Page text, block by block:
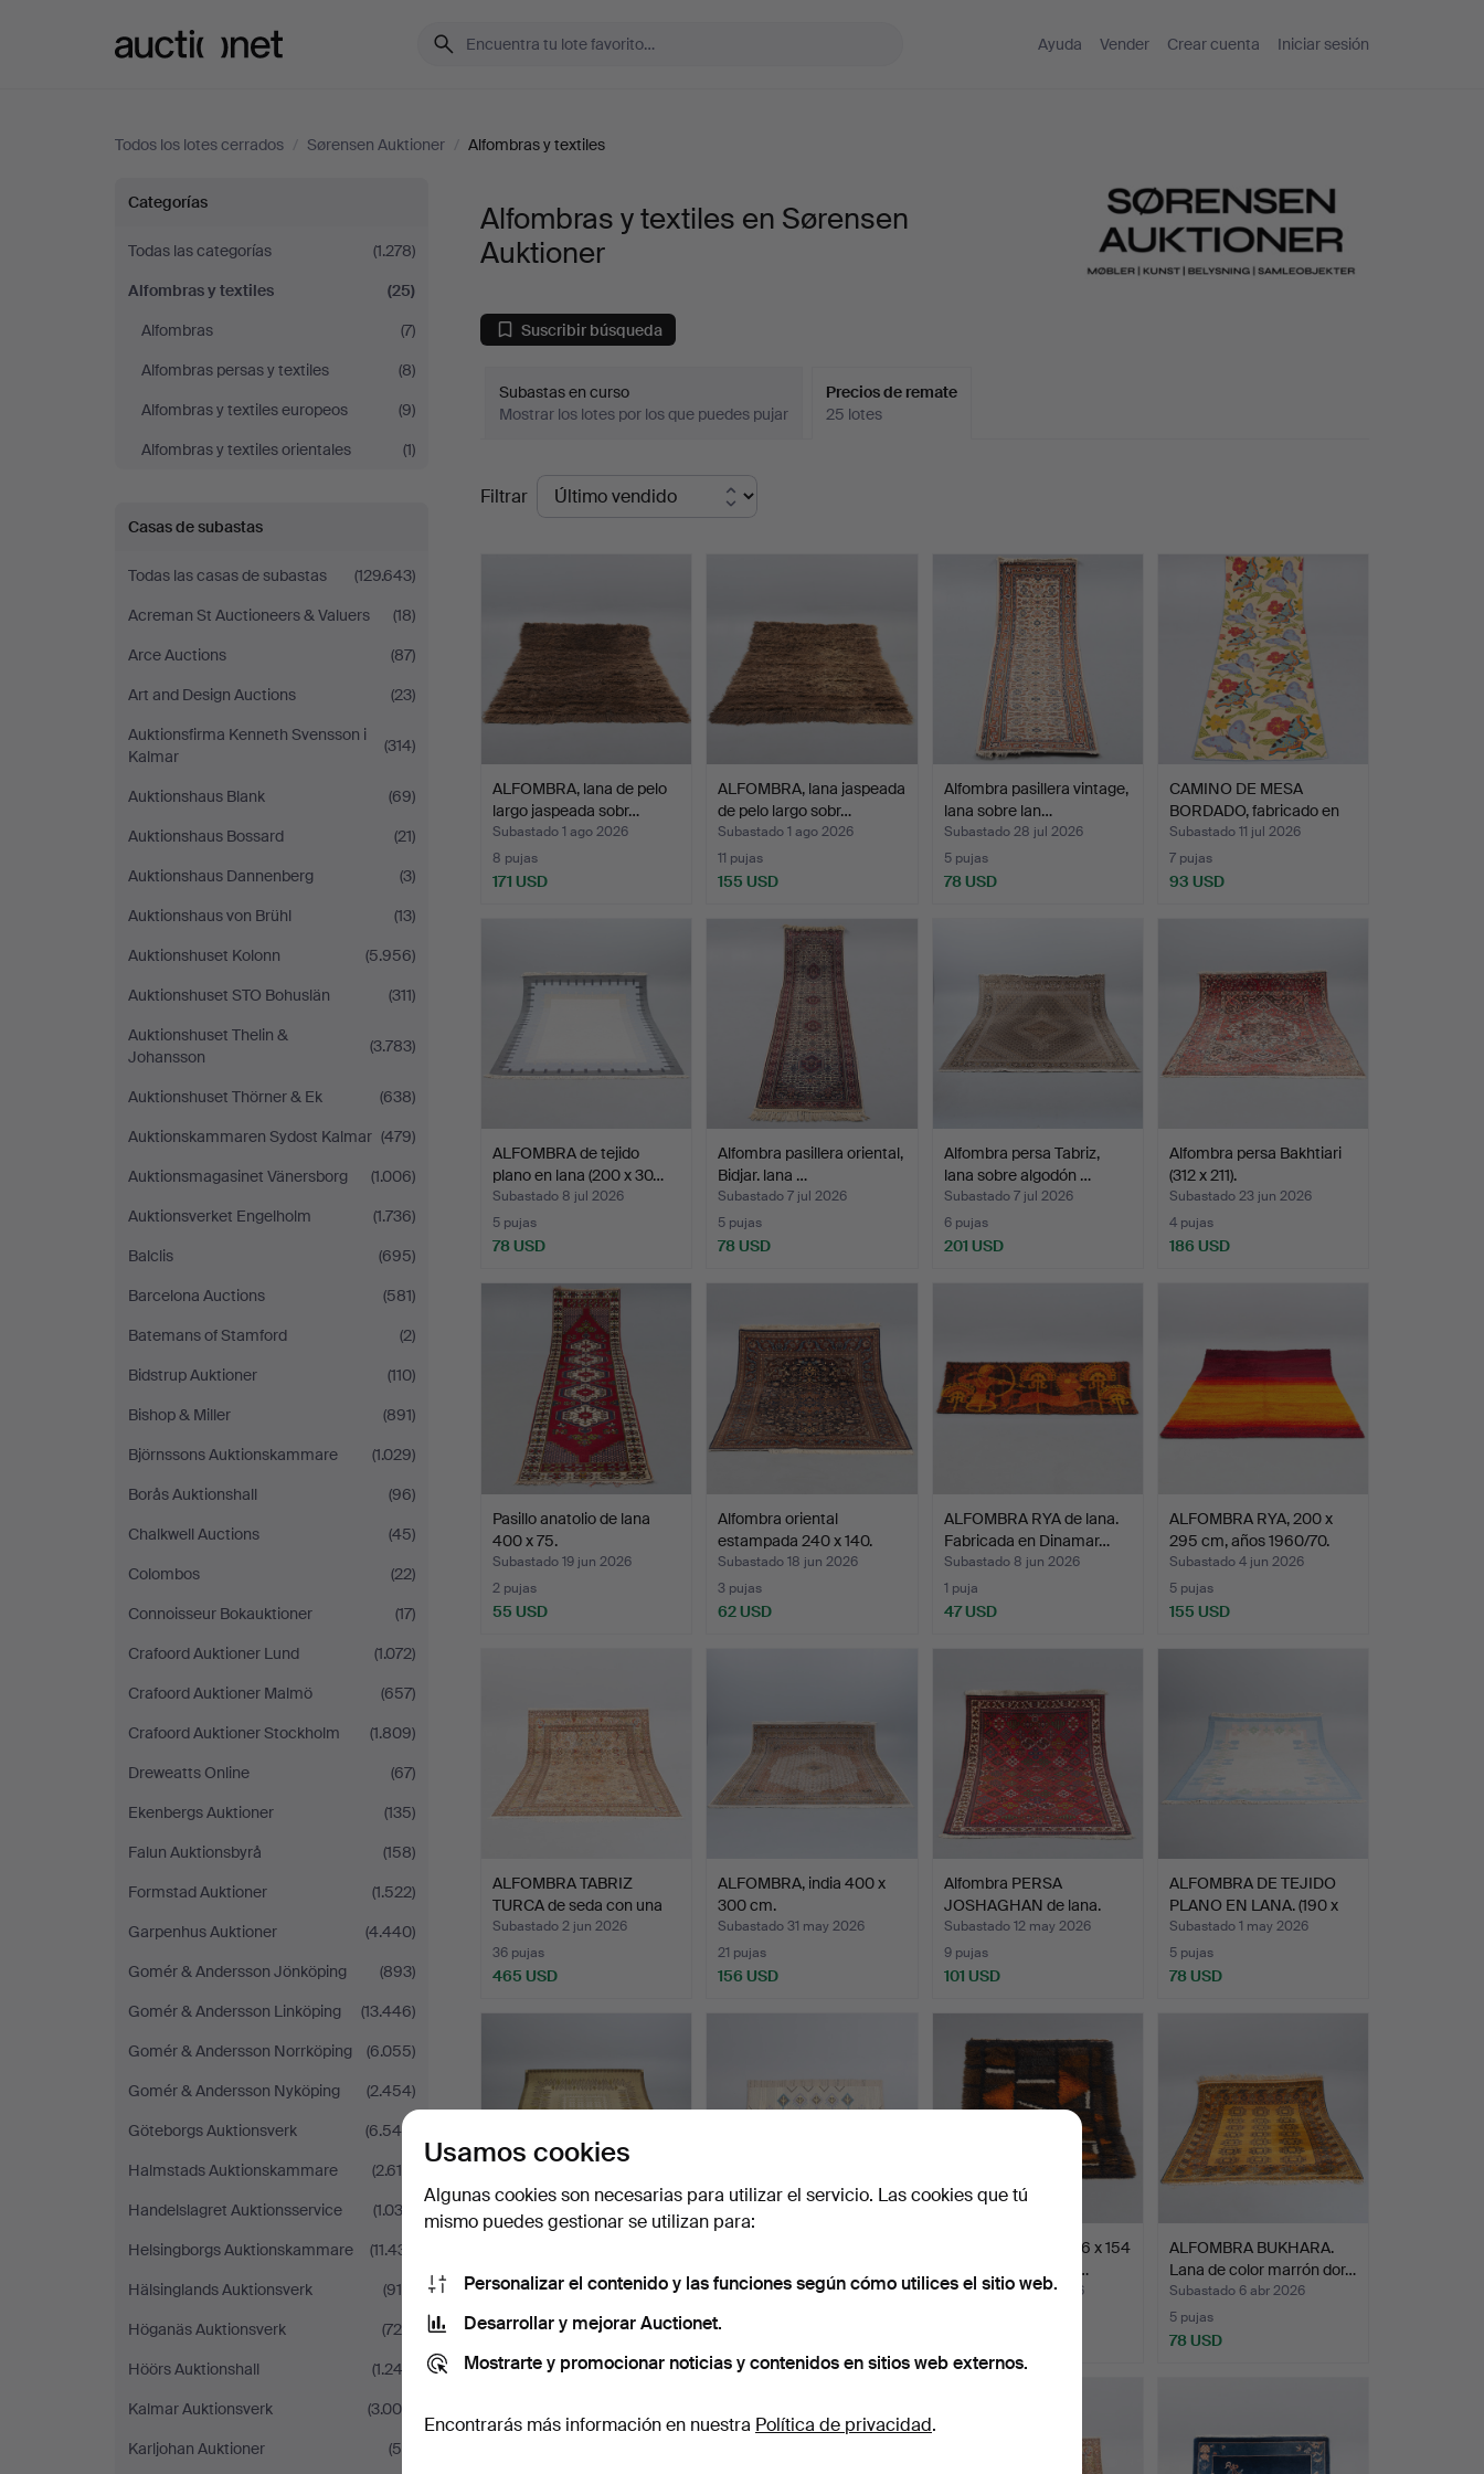
Ayuda Vender Crear cuenta Iniciar sesión
Todos los lotes cerrados / Sørensen Auktioner / Alfombras y textiles
Alfombras
y
textiles
en
Sørensen
Auktioner
Categorías
Todas las categorías
(1.278)
Alfombras y textiles
(25)
Alfombras
(7)
Alfombras persas y textiles
(8)
Alfombras y textiles europeos
(9)
Alfombras y textiles orientales
(1)
Casas de subastas
Todas las casas de subastas
(129.643)
Acreman St Auctioneers & Valuers
(18)
Arce Auctions
(87)
Art and Design Auctions
(23)
Auktionsfirma Kenneth Svensson i
Kalmar
(314)
Auktionshaus Blank
(69)
Auktionshaus Bossard
(21)
Auktionshaus Dannenberg
(3)
Auktionshaus von Brühl
(13)
Auktionshuset Kolonn
(5.956)
Auktionshuset STO Bohuslän
(311)
Auktionshuset Thelin &
Johansson
(3.783)
Auktionshuset Thörner & Ek
(638)
Auktionskammaren Sydost Kalmar (479)
Auktionsmagasinet Vänersborg
(1.006)
Auktionsverket Engelholm
(1.736)
Balclis
(695)
Barcelona Auctions
(581)
Batemans of Stamford
(2)
Bidstrup Auktioner
(110)
Bishop & Miller
(891)
Björnssons Auktionskammare
(1.029)
Borås Auktionshall
(96)
Chalkwell Auctions
(45)
Colombos
(22)
Connoisseur Bokauktioner
(17)
Crafoord Auktioner Lund
(1.072)
Crafoord Auktioner Malmö
(657)
Crafoord Auktioner Stockholm
(1.809)
Dreweatts Online
(67)
Ekenbergs Auktioner
(135)
Falun Auktionsbyrå
(158)
Formstad Auktioner
(1.522)
Garpenhus Auktioner
(4.440)
Gomér & Andersson Jönköping
(893)
Gomér & Andersson Linköping
(13.446)
Gomér & Andersson Norrköping
(6.055)
Gomér & Andersson Nyköping
(2.454)
Göteborgs Auktionsverk
(6.544)
Halmstads Auktionskammare
(2.618)
Handelslagret Auktionsservice
(1.033)
Helsingborgs Auktionskammare
(11.431)
Hälsinglands Auktionsverk
(915)
Höganäs Auktionsverk
(726)
Höörs Auktionshall
(1.243)
Kalmar Auktionsverk
(3.006)
Karljohan Auktioner
(59)
Alfombras y textiles en Sørensen
Auktioner
Suscribir búsqueda
Subastas en curso
Mostrar los lotes por los que puedes pujar
Precios de remate
25 lotes
Precios
de
Filtrar
ALFOMBRA, lana de pelo
largo jaspeada sobr…
Subastado 1 ago 2026
8 pujas
171 USD
ALFOMBRA, lana jaspeada
de pelo largo sobr…
Subastado 1 ago 2026
11 pujas
155 USD
Alfombra pasillera vintage,
lana sobre lan…
Subastado 28 jul 2026
5 pujas
78 USD
CAMINO DE MESA
BORDADO, fabricado en
Cache…
Subastado 11 jul 2026
7 pujas
93 USD
ALFOMBRA de tejido
plano en lana (200 x 30…
Subastado 8 jul 2026
5 pujas
78 USD
Alfombra pasillera oriental,
Bidjar. lana …
Subastado 7 jul 2026
5 pujas
78 USD
Alfombra persa Tabriz,
lana sobre algodón …
Subastado 7 jul 2026
6 pujas
201 USD
Alfombra persa Bakhtiari
(312 x 211).
Subastado 23 jun 2026
4 pujas
186 USD
Pasillo anatolio de lana
400 x 75.
Subastado 19 jun 2026
2 pujas
55 USD
Alfombra oriental
estampada 240 x 140.
Subastado 18 jun 2026
3 pujas
62 USD
ALFOMBRA RYA de lana.
Fabricada en Dinamar…
Subastado 8 jun 2026
1 puja
47 USD
ALFOMBRA RYA, 200 x
295 cm, años 1960/70.
Subastado 4 jun 2026
5 pujas
155 USD
ALFOMBRA TABRIZ
TURCA de seda con una
esce…
Subastado 2 jun 2026
36 pujas
465 USD
ALFOMBRA, india 400 x
300 cm.
Subastado 31 may 2026
21 pujas
156 USD
Alfombra PERSA
JOSHAGHAN de lana.
Subastado 12 may 2026
9 pujas
101 USD
ALFOMBRA DE TEJIDO
PLANO EN LANA. (190 x
3…
Subastado 1 may 2026
5 pujas
78 USD
Escandi…
Subastado 28 abr 2026
9 pujas
Subastado 24 abr 2026
ALFOMBRA RYA. (96 x 154
cm) Mediados del s…
Subastado 21 abr 2026
ALFOMBRA BUKHARA.
Lana de color marrón dor…
Subastado 6 abr 2026
5 pujas
78 USD
Usamos cookies
Algunas cookies son necesarias para utilizar el servicio. Las cookies que tú
mismo puedes gestionar se utilizan para:
Personalizar el contenido y las funciones según cómo utilices el sitio web.
Desarrollar y mejorar Auctionet.
Mostrarte y promocionar noticias y contenidos en sitios web externos.
Encontrarás más información en nuestra Política de privacidad.